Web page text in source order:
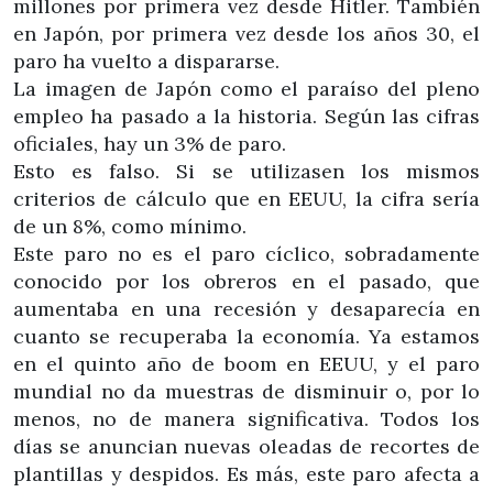
millones por primera vez desde Hitler. También
en Japón, por primera vez desde los años 30, el
paro ha vuelto a dispararse.
La imagen de Japón como el paraíso del pleno
empleo ha pasado a la historia. Según las cifras
oficiales, hay un 3% de paro.
Esto es falso. Si se utilizasen los mismos
criterios de cálculo que en EEUU, la cifra sería
de un 8%, como mínimo.
Este paro no es el paro cíclico, sobradamente
conocido por los obreros en el pasado, que
aumentaba en una recesión y desaparecía en
cuanto se recuperaba la economía. Ya estamos
en el quinto año de boom en EEUU, y el paro
mundial no da muestras de disminuir o, por lo
menos, no de manera significativa. Todos los
días se anuncian nuevas oleadas de recortes de
plantillas y despidos. Es más, este paro afecta a